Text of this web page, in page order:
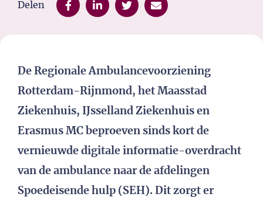
Delen
De Regionale Ambulancevoorziening
Rotterdam-Rijnmond, het Maasstad
Ziekenhuis, IJsselland Ziekenhuis en
Erasmus MC beproeven sinds kort de
vernieuwde digitale informatie-overdracht
van de ambulance naar de afdelingen
Spoedeisende hulp (SEH). Dit zorgt er